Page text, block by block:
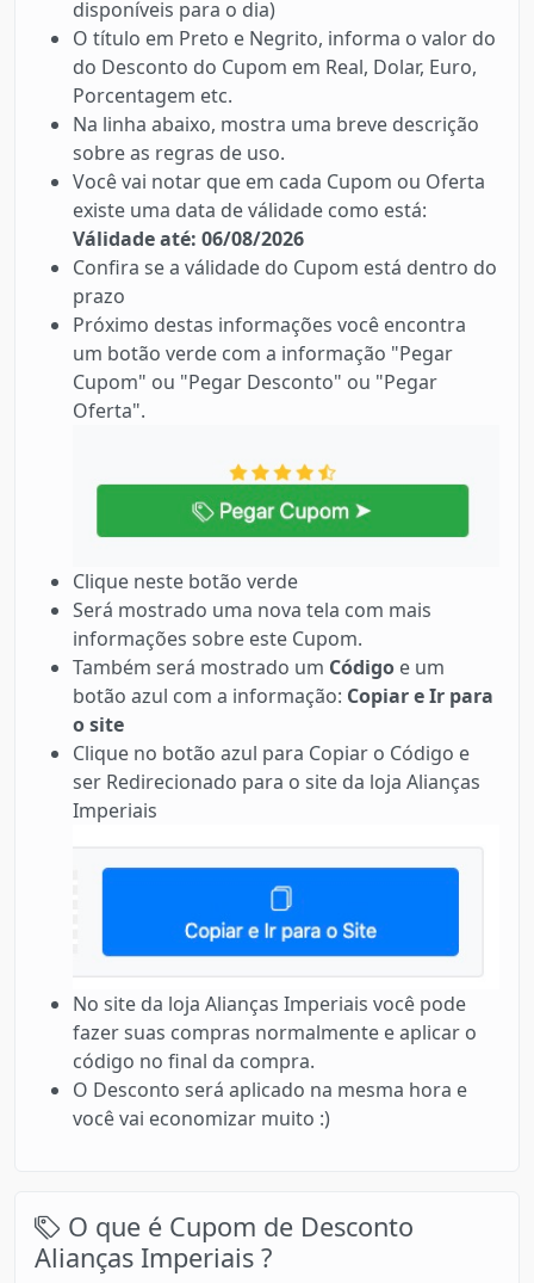
disponíveis para o dia)
O título em Preto e Negrito, informa o valor do
do Desconto do Cupom em Real, Dolar, Euro,
Porcentagem etc.
Na linha abaixo, mostra uma breve descrição
sobre as regras de uso.
Você vai notar que em cada Cupom ou Oferta
existe uma data de válidade como está:
Válidade até: 06/08/2026
Confira se a válidade do Cupom está dentro do
prazo
Próximo destas informações você encontra
um botão verde com a informação "Pegar
Cupom" ou "Pegar Desconto" ou "Pegar
Oferta".
Clique neste botão verde
Será mostrado uma nova tela com mais
informações sobre este Cupom.
Também será mostrado um Código e um
botão azul com a informação: Copiar e Ir para
o site
Clique no botão azul para Copiar o Código e
ser Redirecionado para o site da loja Alianças
Imperiais
No site da loja Alianças Imperiais você pode
fazer suas compras normalmente e aplicar o
código no final da compra.
O Desconto será aplicado na mesma hora e
você vai economizar muito :)
O que é Cupom de Desconto
Alianças Imperiais ?